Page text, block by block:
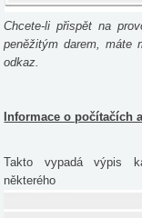
Chcete-li přispět na
peněžitým darem, máte
odkaz.
Informace o počítačích
Takto vypadá výpis